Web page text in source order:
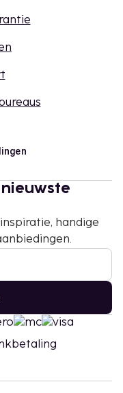
handige